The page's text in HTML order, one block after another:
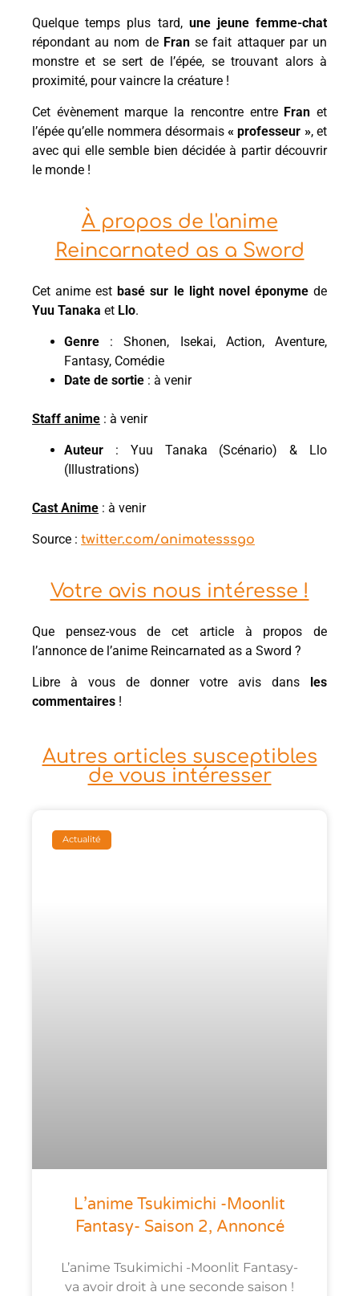
Quelque temps plus tard, une jeune femme-chat
répondant au nom de Franse fait attaquer par un
monstre et se sert de l’épée, se trouvant alors à
proximité, pour vaincre la créature !
Cet évènement marque la rencontre entre Fran et
l’épée qu’elle nommera désormais« professeur », et
avec qui elle semble bien décidée à partir découvrir
le monde !
À propos de l'anime
Reincarnated as a Sword
Cet anime estbasé sur le light novel éponymede
Yuu Tanaka et Llo.
Genre : Shonen, Isekai, Action, Aventure,
Fantasy, Comédie
Date de sortie : à venir
Staff anime : à venir
Auteur : Yuu Tanaka (Scénario) & Llo
(Illustrations)
Cast Anime : à venir
Source : twitter.com/animatesssgo
Votre avis nous intéresse !
Que pensez-vous de cet article à propos de
l’annonce de l’anime Reincarnated as a Sword ?
Libre à vous de donner votre avis dans les
commentaires !
Autres articles susceptibles
de vous intéresser
Actualité
L’anime Tsukimichi -Moonlit
Fantasy- Saison 2, Annoncé
L’anime Tsukimichi -Moonlit Fantasy-
va avoir droit à une seconde saison !